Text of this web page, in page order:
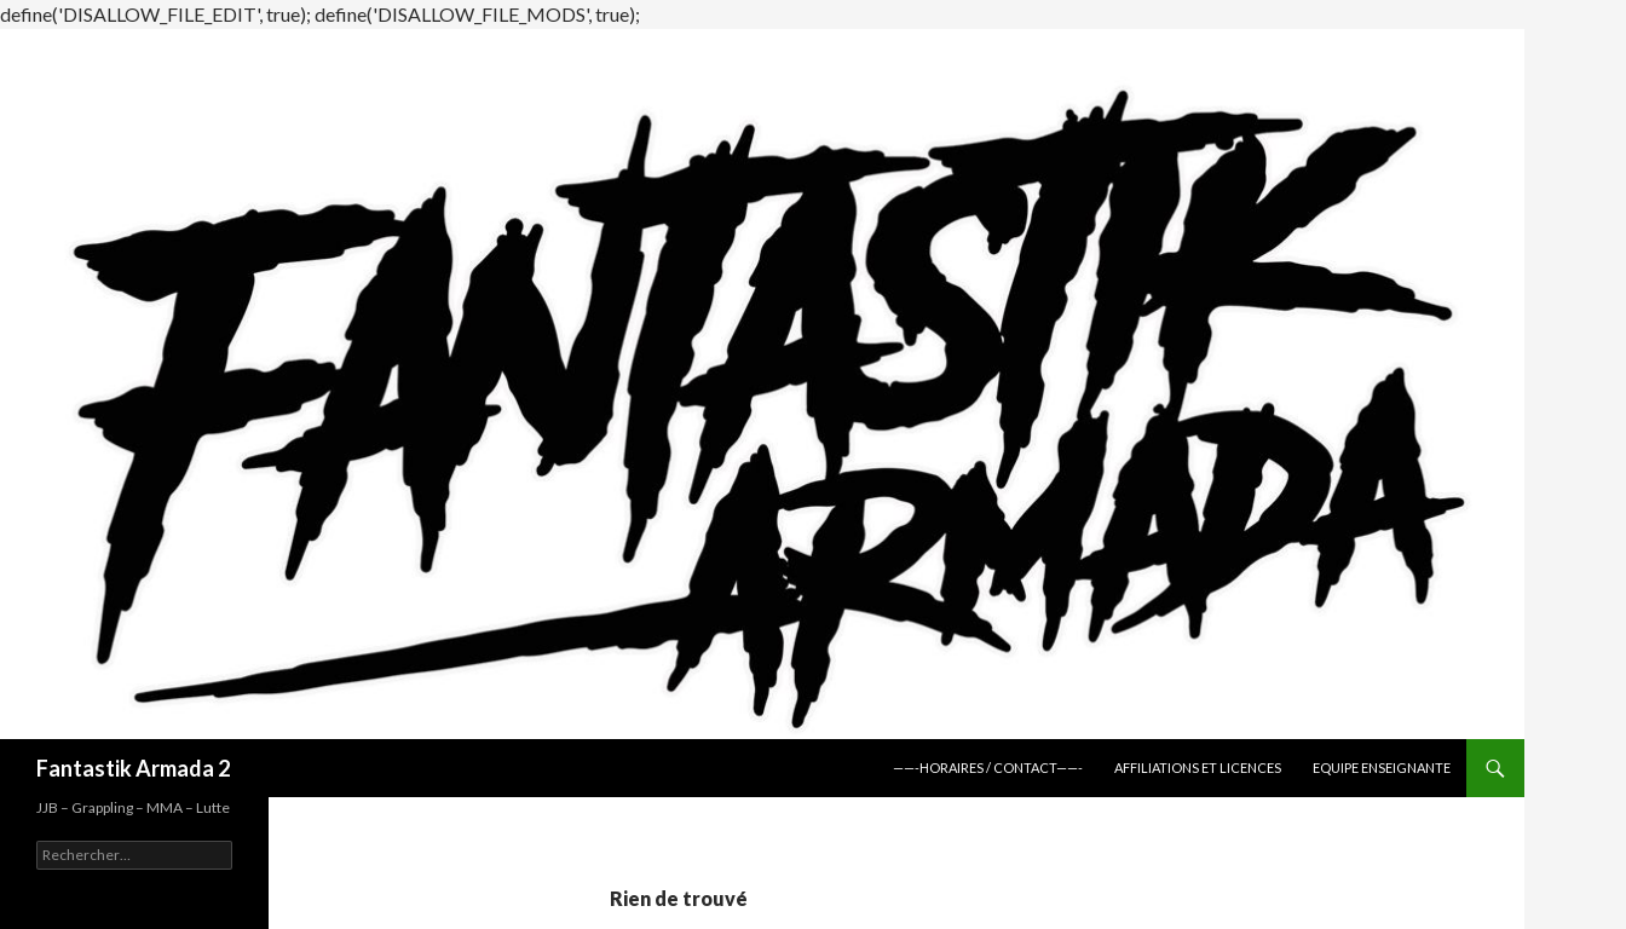
define('DISALLOW_FILE_EDIT', true); define('DISALLOW_FILE_MODS', true);
Fantastik Armada 2
——-HORAIRES / CONTACT——-
AFFILIATIONS ET LICENCES EQUIPE ENSEIGNANTE
Rien de trouvé
JJB – Grappling – MMA – Lutte
Rechercher :